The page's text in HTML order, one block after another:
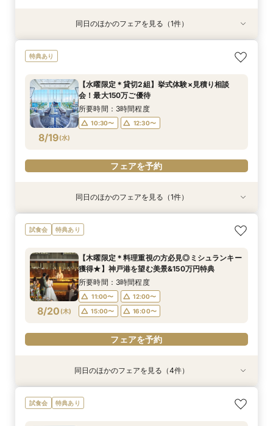
8/18(火)
＼平日限定2組／全館開放◎神戸の海&感動の大
11:00〜 15:00〜
同日のほかのフェアを見る（1件）
特典あり
8/19(水)
【水曜限定＊貸切2組】挙式体験×見積り相談
会！最大150万ご優待
所要時間：3時間程度
10:30〜 12:30〜
フェアを予約
8/19(水)
＼平日限定2組／全館開放◎神戸の海&感動の大
聖堂×新作ドレス見学花嫁体験＊
11:00〜 15:00〜
フェアを予約
同日のほかのフェアを見る（1件）
試食会 特典あり
8/20 (木)
【木曜限定＊料理重視の方必見◎ミシュランキー
獲得★】神戸港を望む美景&150万円特典
所要時間：3時間程度
11:00〜
12:00〜
15:00〜
16:00〜
フェアを予約
【お仕事終わり＊最短120分】挙式体験×見積り
相談会＊最大150万ご優待
特典あり
【平日限定】最大150万円特典＊神戸の美景と美
食&ドレス見学
特典あり
＼初見学で5万円分ギフト／美景＆試食付ファー
ストステップ相談会
特典あり
少人数プラン相談会＊20名様～美食＆人気ドレ
ス見学＊
同日のほかのフェアを見る（4件）
試食会 特典あり